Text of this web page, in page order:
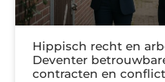
Hippisch recht en
Deventer
contracten en